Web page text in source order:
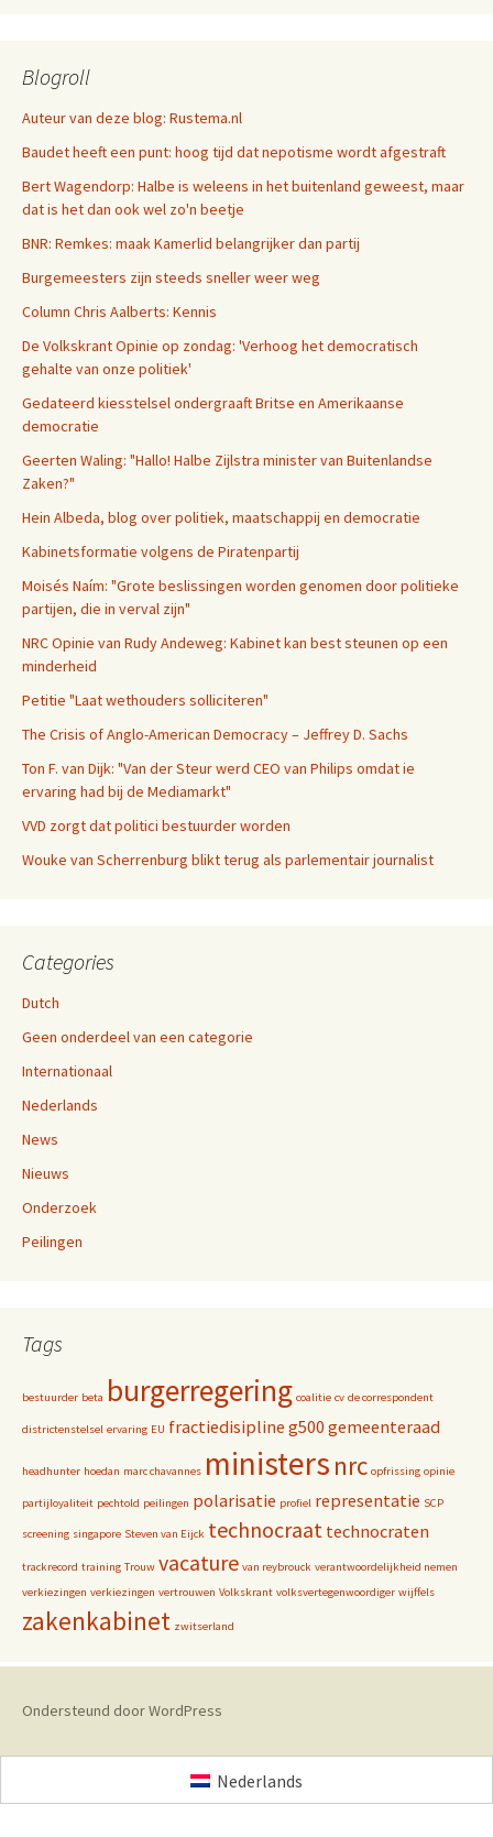
Blogroll
Auteur van deze blog: Rustema.nl
Baudet heeft een punt: hoog tijd dat nepotisme wordt afgestraft
Bert Wagendorp: Halbe is weleens in het buitenland geweest, maar
dat is het dan ook wel zo'n beetje
BNR: Remkes: maak Kamerlid belangrijker dan partij
Burgemeesters zijn steeds sneller weer weg
Column Chris Aalberts: Kennis
De Volkskrant Opinie op zondag: 'Verhoog het democratisch
gehalte van onze politiek'
Gedateerd kiesstelsel ondergraaft Britse en Amerikaanse
democratie
Geerten Waling: "Hallo! Halbe Zijlstra minister van Buitenlandse
Zaken?"
Hein Albeda, blog over politiek, maatschappij en democratie
Kabinetsformatie volgens de Piratenpartij
Moisés Naím: "Grote beslissingen worden genomen door politieke
partijen, die in verval zijn"
NRC Opinie van Rudy Andeweg: Kabinet kan best steunen op een
minderheid
Petitie "Laat wethouders solliciteren"
The Crisis of Anglo-American Democracy – Jeffrey D. Sachs
Ton F. van Dijk: "Van der Steur werd CEO van Philips omdat ie
ervaring had bij de Mediamarkt"
VVD zorgt dat politici bestuurder worden
Wouke van Scherrenburg blikt terug als parlementair journalist
Categories
Dutch
Geen onderdeel van een categorie
Internationaal
Nederlands
News
Nieuws
Onderzoek
Peilingen
Tags
bestuurder beta burgerregering coalitie cv de correspondent
districtenstelsel ervaring EU fractiedisipline g500 gemeenteraad
headhunter hoedan marc chavannes ministers nrc opfrissing opinie
partijloyaliteit pechtold peilingen polarisatie profiel representatie SCP
screening singapore Steven van Eijck technocraat technocraten
trackrecord training Trouw vacature van reybrouck verantwoordelijkheid nemen
verkiezingen verkiezingen vertrouwen Volkskrant volksvertegenwoordiger wijffels
zakenkabinet zwitserland
Ondersteund door WordPress
Nederlands